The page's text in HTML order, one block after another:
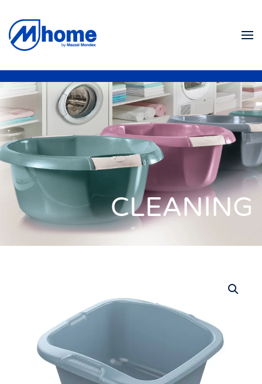
Zum Hauptinhalt springen
CLEANING